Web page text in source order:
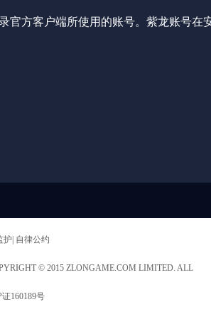
方客户端所使用的账号。紫龙账号在安
护| 自律公约
© 2015 ZLONGAME.COM LIMITED. ALL
160189号